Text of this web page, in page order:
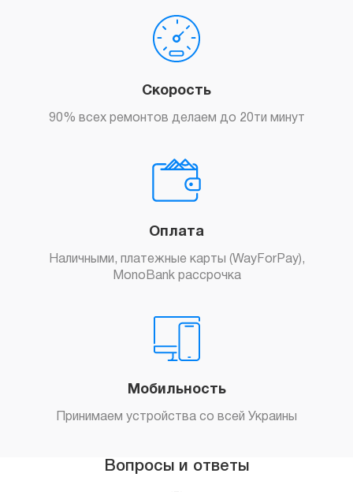
Скорость
90% всех ремонтов делаем до 20ти минут
Оплата
Наличными, платежные карты (WayForPay),
MonoBank рассрочка
Мобильность
Принимаем устройства со всей Украины
Вопросы и ответы